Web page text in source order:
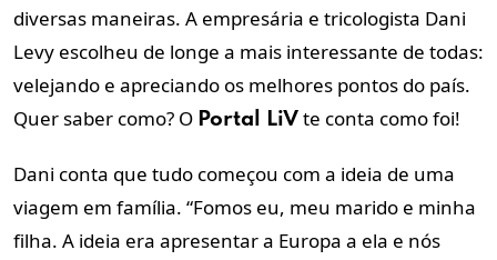
diversas maneiras. A empresária e tricologista Dani
Levy escolheu de longe a mais interessante de todas:
velejando e apreciando os melhores pontos do país.
Quer saber como? O Portal LiV te conta como foi!
Dani conta que tudo começou com a ideia de uma
viagem em família. “Fomos eu, meu marido e minha
filha. A ideia era apresentar a Europa a ela e nós